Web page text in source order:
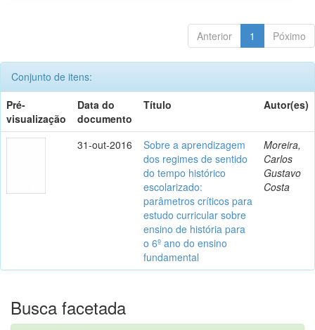
Anterior 1 Póximo
Conjunto de itens:
Pré-
visualização
Data do
documento
Título Autor(es)
31-out-2016
Sobre a aprendizagem
dos regimes de sentido
do tempo histórico
escolarizado:
parâmetros críticos para
estudo curricular sobre
ensino de história para
o 6º ano do ensino
fundamental
Moreira,
Carlos
Gustavo
Costa
Busca facetada